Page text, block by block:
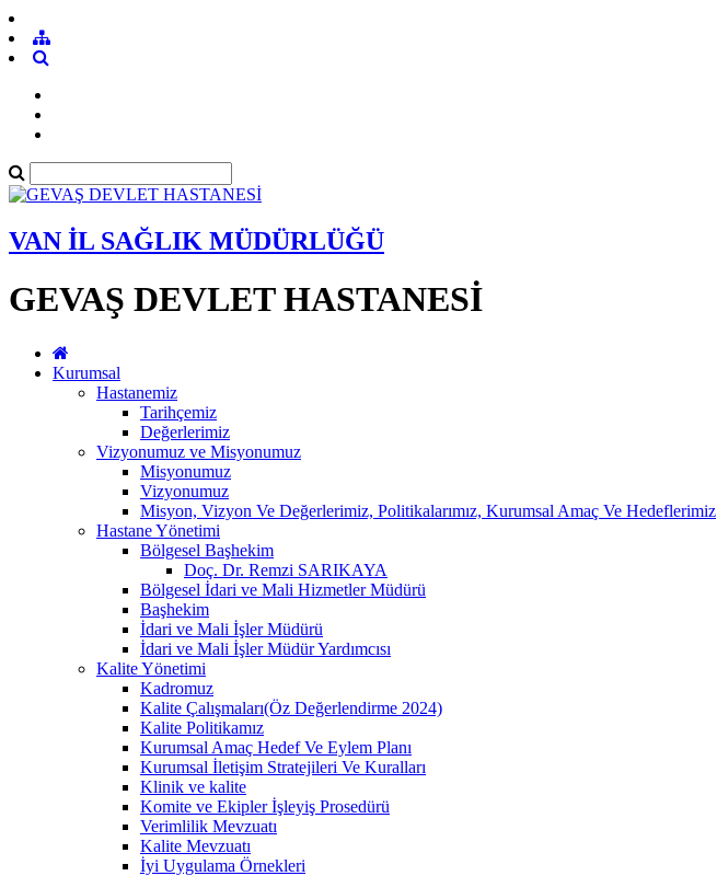
VAN İL SAĞLIK MÜDÜRLÜĞÜ
GEVAŞ DEVLET HASTANESİ
Kurumsal
Hastanemiz
Tarihçemiz
Değerlerimiz
Vizyonumuz ve Misyonumuz
Misyonumuz
Vizyonumuz
Misyon, Vizyon Ve Değerlerimiz, Politikalarımız, Kurumsal Amaç Ve Hedeflerimiz
Hastane Yönetimi
Bölgesel Başhekim
Doç. Dr. Remzi SARIKAYA
Bölgesel İdari ve Mali Hizmetler Müdürü
Başhekim
İdari ve Mali İşler Müdürü
İdari ve Mali İşler Müdür Yardımcısı
Kalite Yönetimi
Kadromuz
Kalite Çalışmaları(Öz Değerlendirme 2024)
Kalite Politikamız
Kurumsal Amaç Hedef Ve Eylem Planı
Kurumsal İletişim Stratejileri Ve Kuralları
Klinik ve kalite
Komite ve Ekipler İşleyiş Prosedürü
Verimlilik Mevzuatı
Kalite Mevzuatı
İyi Uygulama Örnekleri